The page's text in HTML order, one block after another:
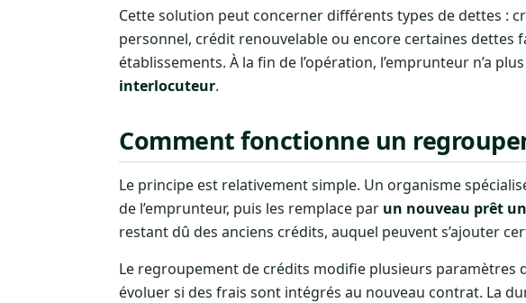
Cette solution peut concerner différents types de dettes :
personnel, crédit renouvelable ou encore certaines dettes
établissements. À la fin de l’opération, l’emprunteur n’a plus
interlocuteur.
Comment fonctionne un
Le principe est relativement simple. Un organisme
de l’emprunteur, puis les remplace par un nouveau prêt
restant dû des anciens crédits, auquel peuvent s’ajouter
Le regroupement de crédits modifie plusieurs
évoluer si des frais sont intégrés au nouveau contrat. La